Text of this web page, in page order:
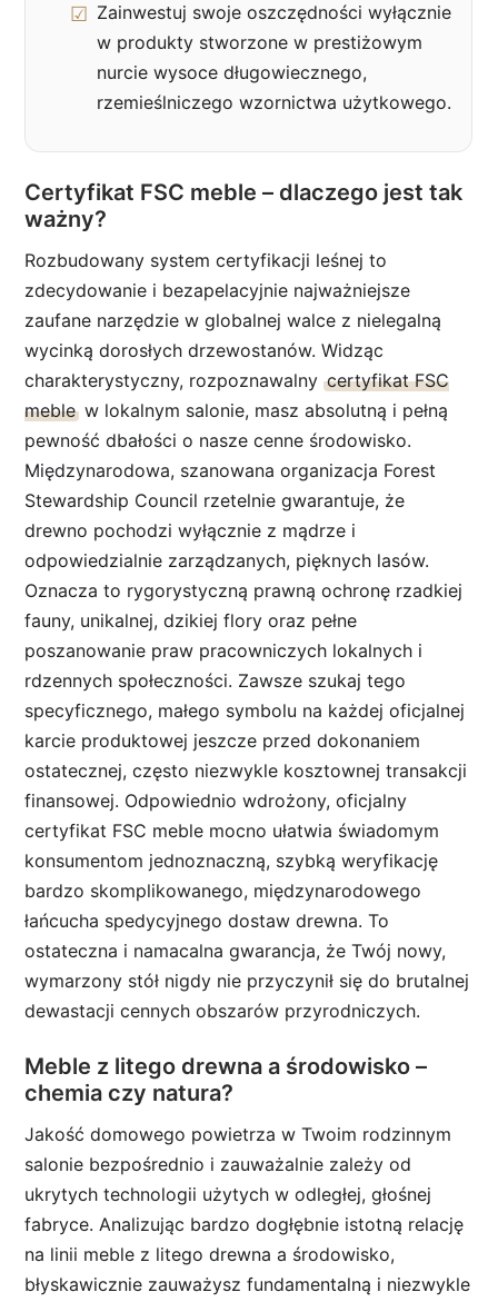
Zainwestuj swoje oszczędności wyłącznie
w produkty stworzone w prestiżowym
nurcie wysoce długowiecznego,
rzemieślniczego wzornictwa użytkowego.
Certyfikat FSC meble – dlaczego jest tak
ważny?
Rozbudowany system certyfikacji leśnej to
zdecydowanie i bezapelacyjnie najważniejsze
zaufane narzędzie w globalnej walce z nielegalną
wycinką dorosłych drzewostanów. Widząc
charakterystyczny, rozpoznawalnycertyfikat FSC
meblew lokalnym salonie, masz absolutną i pełną
pewność dbałości o nasze cenne środowisko.
Międzynarodowa, szanowana organizacja Forest
Stewardship Council rzetelnie gwarantuje, że
drewno pochodzi wyłącznie z mądrze i
odpowiedzialnie zarządzanych, pięknych lasów.
Oznacza to rygorystyczną prawną ochronę rzadkiej
fauny, unikalnej, dzikiej flory oraz pełne
poszanowanie praw pracowniczych lokalnych i
rdzennych społeczności. Zawsze szukaj tego
specyficznego, małego symbolu na każdej oficjalnej
karcie produktowej jeszcze przed dokonaniem
ostatecznej, często niezwykle kosztownej transakcji
finansowej. Odpowiednio wdrożony, oficjalny
certyfikat FSC meble mocno ułatwia świadomym
konsumentom jednoznaczną, szybką weryfikację
bardzo skomplikowanego, międzynarodowego
łańcucha spedycyjnego dostaw drewna. To
ostateczna i namacalna gwarancja, że Twój nowy,
wymarzony stół nigdy nie przyczynił się do brutalnej
dewastacji cennych obszarów przyrodniczych.
Meble z litego drewna a środowisko –
chemia czy natura?
Jakość domowego powietrza w Twoim rodzinnym
salonie bezpośrednio i zauważalnie zależy od
ukrytych technologii użytych w odległej, głośnej
fabryce. Analizując bardzo dogłębnie istotną relację
na linii meble z litego drewna a środowisko,
błyskawicznie zauważysz fundamentalną i niezwykle